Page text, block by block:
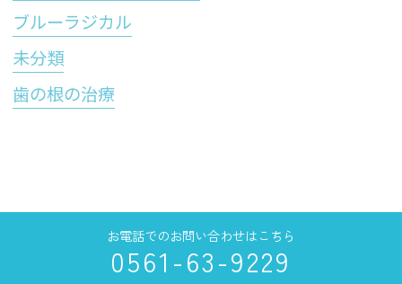
ブルーラジカル
未分類
歯の根の治療
お電話でのお問い合わせはこちら
0561-63-9229